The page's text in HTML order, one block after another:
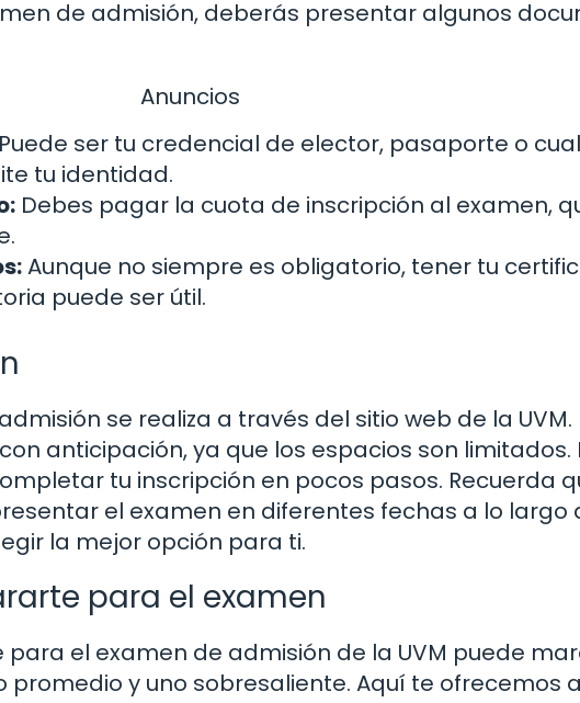
de admisión, deberás presentar algunos
Anuncios
Puede ser tu credencial de elector, pasaporte o
tu identidad.
Debes pagar la cuota de inscripción al examen,
Aunque no siempre es obligatorio, tener tu
puede ser útil.
se realiza a través del sitio web de la UVM.
anticipación, ya que los espacios son limitados.
tu inscripción en pocos pasos. Recuerda
el examen en diferentes fechas a lo largo
la mejor opción para ti.
para el examen
el examen de admisión de la UVM puede
y uno sobresaliente. Aquí te ofrecemos